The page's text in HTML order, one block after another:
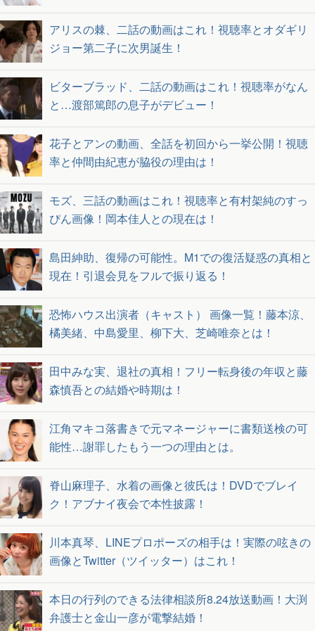
アリスの棘、二話の動画はこれ！視聴率とオダギリ
ジョー第二子に次男誕生！
ビターブラッド、二話の動画はこれ！視聴率がなん
と…渡部篤郎の息子がデビュー！
花子とアンの動画、全話を初回から一挙公開！視聴
率と仲間由紀恵が脇役の理由は！
モズ、三話の動画はこれ！視聴率と有村架純のすっ
ぴん画像！岡本佳人との現在は！
島田紳助、復帰の可能性。M1での復活疑惑の真相と
現在！引退会見をフルで振り返る！
恐怖ハウス出演者（キャスト） 画像一覧！藤本涼、
橘美緒、中島愛里、柳下大、芝崎唯奈とは！
田中みな実、退社の真相！フリー転身後の年収と藤
森慎吾との結婚や時期は！
江角マキコ落書きで元マネージャーに書類送検の可
能性…謝罪したもう一つの理由とは。
脊山麻理子、水着の画像と彼氏は！DVDでブレイ
ク！アブナイ夜会で本性披露！
川本真琴、LINEプロポーズの相手は！実際の呟きの
画像とTwitter（ツイッター）はこれ！
本日の行列のできる法律相談所8.24放送動画！大渕
弁護士と金山一彦が電撃結婚！